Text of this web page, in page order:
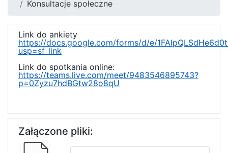
Konsultacje społeczne
Link do ankiety
https://docs.google.com/forms/d/e/
usp=sf_link
Link do spotkania online:
https://teams.live.com/meet/9483546895743?
p=0Zyzu7hdBGtw28o8qU
Załączone pliki: